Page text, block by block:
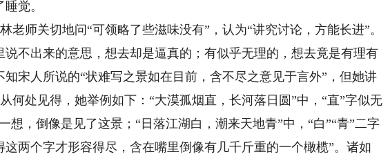
觉。
师关切地问“可领略了些滋味没有”，认为“讲究讨论，方能长进”。
说不出来的意思，想去却是逼真的；有似乎无理的，想去竟是有理有
宋人所说的“状难写之景如在目前，含不尽之意见于言外”，但她讲
何处见得，她举例如下：“大漠孤烟直，长河落日圆”中，“直”字似无
想，倒像是见了这景；“日落江湖白，潮来天地青”中，“白”“青”二字
两个字才形容得尽，含在嘴里倒像有几千斤重的一个橄榄”。诸如